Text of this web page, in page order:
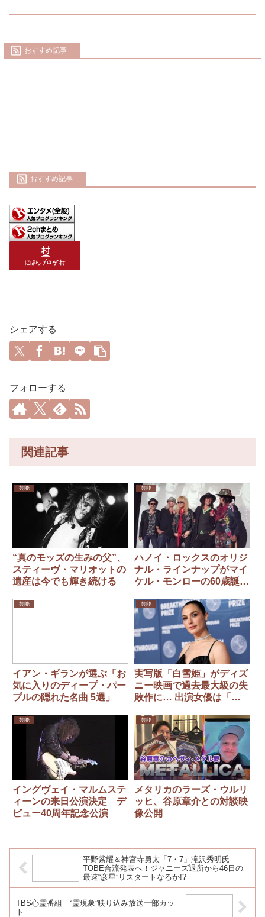
おすすめ記事
おすすめ記事
シェアする
フォローする
関連記事
芸能
“真のモッズの生みの父”、
スティーヴ・マリオットの
遺産は今でも輝き続ける
芸能
ハノイ・ロックスのオリジ
ナル・ラインナップがマイ
ケル・モンローの60歳誕生
芸能
イアン・ギランが選ぶ「お
気に入りのディープ・パー
プルの隠れた名曲 5選」
芸能
実写版「白雪姫」がディズ
ニー映画で過去最大級の失
敗作に… 出演女優は「傷
芸能
イングヴェイ・マルムステ
ィーンの来日公演決定 デ
ビュー40周年記念公演
芸能
メタリカのラーズ・ウルリ
ッヒ、谷原章介との対談映
像公開
平野紫耀＆神宮寺勇太「7・7」滝沢秀明氏
TOBE合流発表へ！ジャニーズ退所から46日の
最速“彦星”リスタートなるか!?
TBS心霊番組 “霊現象”映り込み放送一部カッ
ト